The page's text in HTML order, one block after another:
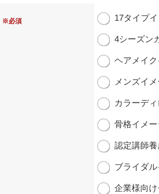
※必須 17タイプ
4シーズン
ヘアメイ
メンズイ
カラーデ
骨格イメ
認定講師
ブライダ
企業様向